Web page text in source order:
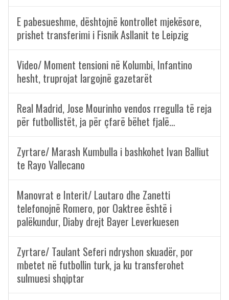
E pabesueshme, dështojnë kontrollet mjekësore,
prishet transferimi i Fisnik Asllanit te Leipzig
Video/ Moment tensioni në Kolumbi, Infantino
hesht, truprojat largojnë gazetarët
Real Madrid, Jose Mourinho vendos rregulla të reja
për futbollistët, ja për çfarë bëhet fjalë…
Zyrtare/ Marash Kumbulla i bashkohet Ivan Balliut
te Rayo Vallecano
Manovrat e Interit/ Lautaro dhe Zanetti
telefonojnë Romero, por Oaktree është i
palëkundur, Diaby drejt Bayer Leverkuesen
Zyrtare/ Taulant Seferi ndryshon skuadër, por
mbetet në futbollin turk, ja ku transferohet
sulmuesi shqiptar